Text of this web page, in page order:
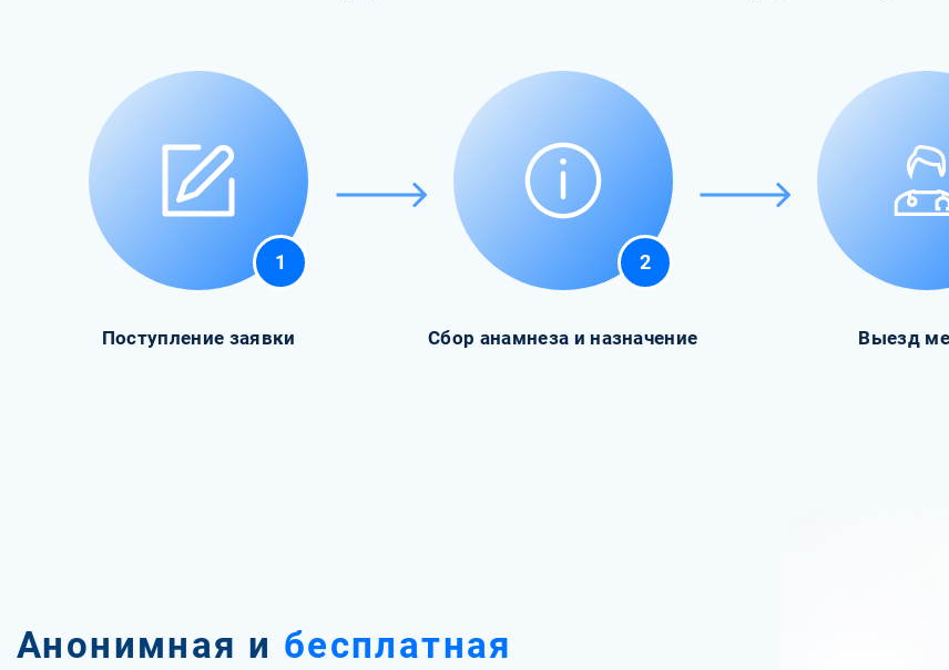
1
Поступление заявки
2
Сбор анамнеза и назначение Выезд
Анонимная и бесплатная